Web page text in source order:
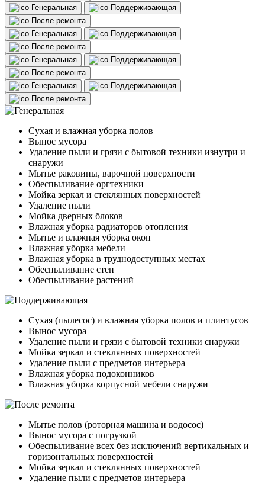
Генеральная
Поддерживающая
После ремонта
Генеральная
Поддерживающая
После ремонта
Генеральная
Поддерживающая
После ремонта
Генеральная
Поддерживающая
После ремонта
Сухая и влажная уборка полов
Вынос мусора
Удаление пыли и грязи с бытовой техники изнутри и
снаружи
Мытье раковины, варочной поверхности
Обеспыливание оргтехники
Мойка зеркал и стеклянных поверхностей
Удаление пыли
Мойка дверных блоков
Влажная уборка радиаторов отопления
Мытье и влажная уборка окон
Влажная уборка мебели
Влажная уборка в труднодоступных местах
Обеспыливание стен
Обеспыливание растений
Сухая (пылесос) и влажная уборка полов и плинтусов
Вынос мусора
Удаление пыли и грязи с бытовой техники снаружи
Мойка зеркал и стеклянных поверхностей
Удаление пыли с предметов интерьера
Влажная уборка подоконников
Влажная уборка корпусной мебели снаружи
Мытье полов (роторная машина и водосос)
Вынос мусора с погрузкой
Обеспыливание всех без исключений вертикальных и
горизонтальных поверхностей
Мойка зеркал и стеклянных поверхностей
Удаление пыли с предметов интерьера